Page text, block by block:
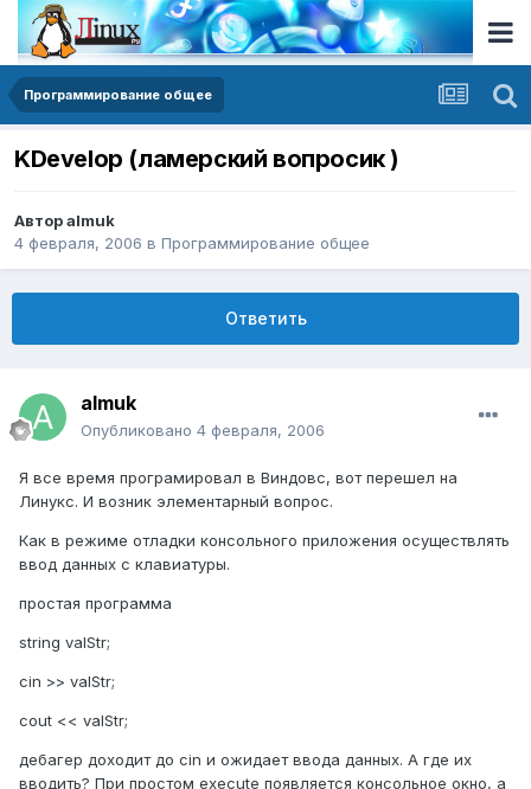
Программирование общее
KDevelop (ламерский вопросик )
Авторalmuk
4 февраля, 2006 в Программирование общее
Ответить
almuk
Опубликовано 4 февраля, 2006
Я все время програмировал в Виндовс, вот перешел на
Линукс. И возник элементарный вопрос.
Как в режиме отладки консольного приложения осуществлять
ввод данных с клавиатуры.
простая программа
string valStr;
cin >> valStr;
cout << valStr;
дебагер доходит до cin и ожидает ввода данных. А где их
вводить? При простом execute появляется консольное окно, а